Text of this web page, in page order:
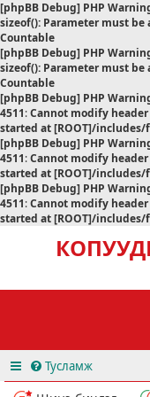
[phpBB Debug] PHP
sizeof(): Parameter must
Countable
[phpBB Debug] PHP
sizeof(): Parameter must
Countable
[phpBB Debug] PHP
4511:Cannot modify
started at [ROOT]/
[phpBB Debug] PHP
4511:Cannot modify
started at [ROOT]/
[phpBB Debug] PHP
4511:Cannot modify
started at [ROOT]/
Тусламж